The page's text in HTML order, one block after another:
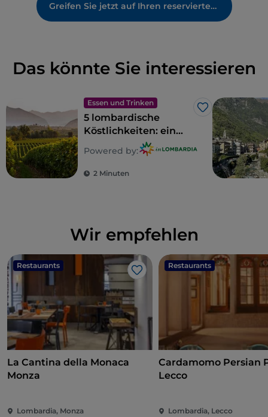
Greifen Sie jetzt auf Ihren reservierten Bereich zu
Das könnte Sie interessieren
Essen und Trinken
Like
5 lombardische
Köstlichkeiten: ein
Gebiet zum Genießen
Powered by:
2 Minuten
Wir empfehlen
Restaurants
Like
La Cantina della Monaca
Monza
Lombardia, Monza
Restaurants
Cardamomo Persian
Lecco
Lombardia, Lecco